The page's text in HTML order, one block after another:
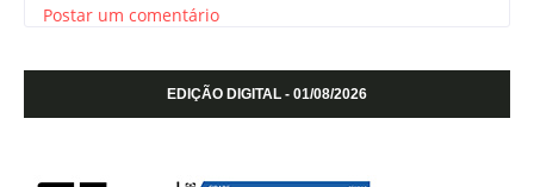
Postar um comentário
EDIÇÃO DIGITAL - 01/08/2026